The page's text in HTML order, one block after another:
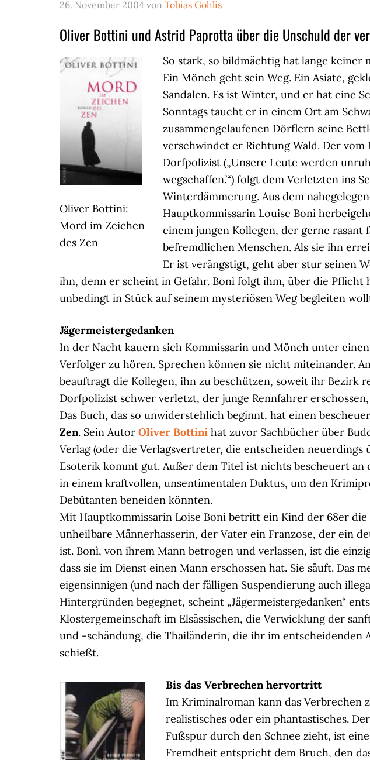
26. November 2004 von Tobias Gohlis
Oliver Bottini und Astrid Paprotta über die Unschuld der
Oliver Bottini:
Mord im Zeichen
des Zen
So stark, so bildmächtig hat lange keiner
Ein Mönch geht sein Weg. Ein Asiate,
Sandalen. Es ist Winter, und er hat eine
Sonntags taucht er in einem Ort am
zusammengelaufenen Dörflern seine
verschwindet er Richtung Wald. Der
Dorfpolizist („Unsere Leute werden
wegschaffen.’“) folgt dem Verletzten ins
Winterdämmerung. Aus dem
Hauptkommissarin Louise Bonì
einem jungen Kollegen, der gerne rasant
befremdlichen Menschen. Als sie ihn
Er ist verängstigt, geht aber stur seinen
ihn, denn er scheint in Gefahr. Bonì folgt ihm, über die Pflicht
unbedingt in Stück auf seinem mysteriösen Weg begleiten
Jägermeistergedanken
In der Nacht kauern sich Kommissarin und Mönch unter
Verfolger zu hören. Sprechen können sie nicht miteinander.
beauftragt die Kollegen, ihn zu beschützen, soweit ihr Bezirk
Dorfpolizist schwer verletzt, der junge Rennfahrer
Das Buch, das so unwiderstehlich beginnt, hat einen
Zen. Sein Autor Oliver Bottini hat zuvor Sachbücher über
Verlag (oder die Verlagsvertreter, die entscheiden neuerdings
Esoterik kommt gut. Außer dem Titel ist nichts bescheuert an
in einem kraftvollen, unsentimentalen Duktus, um den
Debütanten beneiden könnten.
Mit Hauptkommissarin Loise Bonì betritt ein Kind der 68er
unheilbare Männerhasserin, der Vater ein Franzose, der ein
ist. Bonì, von ihrem Mann betrogen und verlassen, ist die
dass sie im Dienst einen Mann erschossen hat. Sie säuft. Das
eigensinnigen (und nach der fälligen Suspendierung auch
Hintergründen begegnet, scheint „Jägermeistergedanken“
Klostergemeinschaft im Elsässischen, die Verwicklung der
und -schändung, die Thailänderin, die ihr im entscheidenden
schießt.
Bis das Verbrechen hervortritt
Im Kriminalroman kann das Verbrechen
realistisches oder ein phantastisches.
Fußspur durch den Schnee zieht, ist
Fremdheit entspricht dem Bruch, den